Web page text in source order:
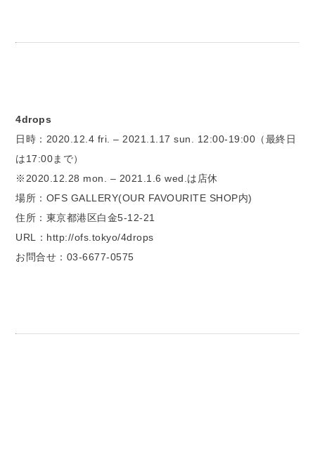
4drops
日時：2020.12.4 fri. – 2021.1.17 sun. 12:00-19:00（最終日
は17:00まで）
※2020.12.28 mon. – 2021.1.6 wed.は店休
場所：OFS GALLERY(OUR FAVOURITE SHOP内)
住所：東京都港区白金5-12-21
URL：http://ofs.tokyo/4drops
お問合せ：03-6677-0575